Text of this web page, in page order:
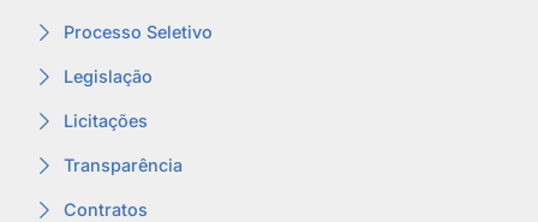
Processo Seletivo
Legislação
Licitações
Transparência
Contratos